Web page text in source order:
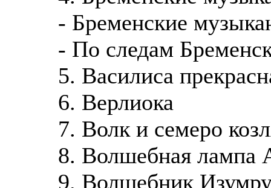
- Бременские
- По следам
5. Василиса
6. Верлиока
7. Волк и семеро
8. Волшебная лампа
9. Волшебник